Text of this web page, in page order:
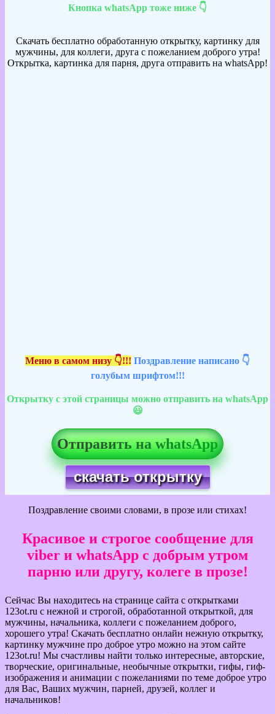
Кнопка whatsApp тоже ниже 👇
Скачать бесплатно обработанную открытку, картинку для
мужчины, для коллеги, друга с пожеланием доброго утра!
Открытка, картинка для парня, друга отправить на whatsApp!
Меню в самом низу 👇!!! Поздравление написано 👇
голубым шрифтом!!!
Открытку с этой страницы можно отправить на whatsApp
😃
Отправить на whatsApp
скачать открытку
Поздравление своими словами, в прозе или стихах!
Красивое и строгое сообщение для
viber и whatsApp с добрым утром
парню или другу, колеге в прозе!
Сейчас Вы находитесь на странице сайта с открытками
123ot.ru с нежной и строгой, обработанной открыткой, для
мужчины, начальника, коллеги с пожеланием доброго,
хорошего утра! Скачать бесплатно онлайн нежную открытку,
картинку мужчине про доброе утро можно на этом сайте
123ot.ru! Мы счастливы найти только интересные, авторские,
творческие, оригинальные, необычные открытки, гифы, гиф-
изображения и анимации с пожеланиями по теме доброе утро
для Вас, Ваших мужчин, парней, друзей, коллег и
начальников!